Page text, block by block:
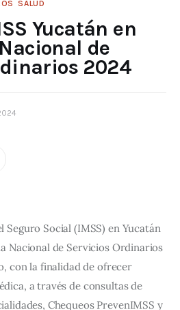
SALUD
Yucatán en
de
2024
Social (IMSS) en Yucatán
Nacional de Servicios Ordinarios
con la finalidad de ofrecer
a través de consultas de
Chequeos PrevenIMSS y